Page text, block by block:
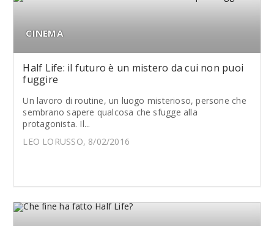
CINEMA
Half Life: il futuro è un mistero da cui non puoi
fuggire
Un lavoro di routine, un luogo misterioso, persone che
sembrano sapere qualcosa che sfugge alla
protagonista. Il...
LEO LORUSSO, 8/02/2016